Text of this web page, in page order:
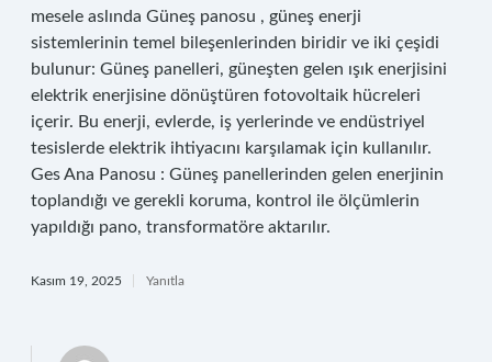
mesele aslında Güneş panosu , güneş enerji
sistemlerinin temel bileşenlerinden biridir ve iki çeşidi
bulunur: Güneş panelleri, güneşten gelen ışık enerjisini
elektrik enerjisine dönüştüren fotovoltaik hücreleri
içerir. Bu enerji, evlerde, iş yerlerinde ve endüstriyel
tesislerde elektrik ihtiyacını karşılamak için kullanılır.
Ges Ana Panosu : Güneş panellerinden gelen enerjinin
toplandığı ve gerekli koruma, kontrol ile ölçümlerin
yapıldığı pano, transformatöre aktarılır.
Kasım 19, 2025 Yanıtla